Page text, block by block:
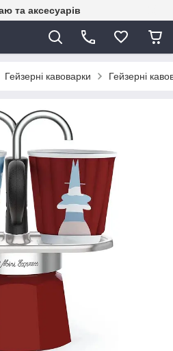
та аксесуарів
Гейзерні кавоварки Гейзерні